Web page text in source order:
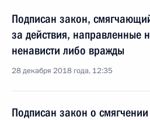
Подписан закон,
за действия, направленные
ненависти либо вражды
28 декабря 2018 года, 12:35
Подписан закон о